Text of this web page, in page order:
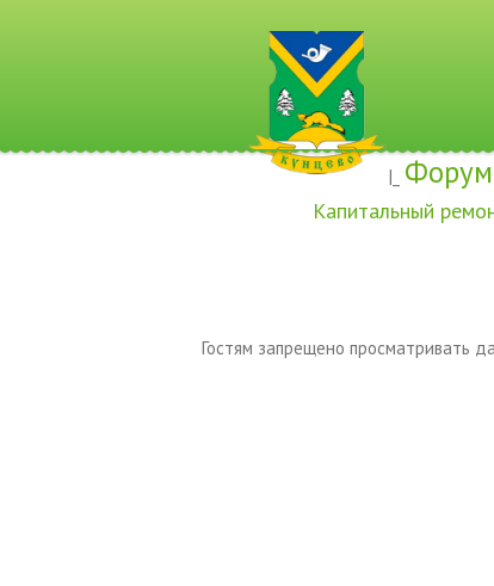
|_ Форум
Капитальный
Гостям запрещено просматривать